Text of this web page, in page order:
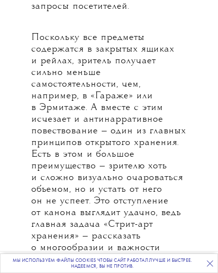
ПОДПИСЫВАЙТЕСЬНА НАШУ ВЕЧЕРНЮЮ РАССЫЛКУ
запросы посетителей.
Поскольку все предметы
содержатся в закрытых ящиках
и рейлах, зритель получает
сильно меньше
самостоятельности, чем,
например, в «Гараже» или
в Эрмитаже. А вместе с этим
исчезает и антинарративное
повествование — один из главных
принципов открытого хранения.
Есть в этом и большое
преимущество — зрителю хоть
и сложно визуально очароваться
объемом, но и устать от него
он не успеет. Это отступление
от канона выглядит удачно, ведь
главная задача «Стрит-арт
хранения» — рассказать
о многообразии и важности
стрит-арт-искусства. Очарование
масштабом и новый формат
МЫ ИСПОЛЬЗУЕМ ФАЙЛЫ COOKIES ЧТОБЫ САЙТ РАБОТАЛ ЛУЧШЕ И БЫСТРЕЕ.
НАДЕЕМСЯ, ВЫ НЕ ПРОТИВ.